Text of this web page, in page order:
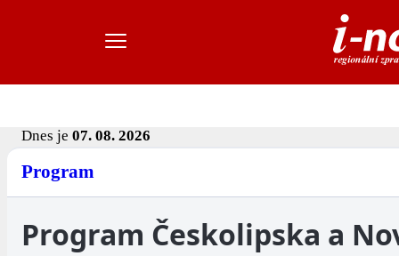
Dnes je 07. 08. 2026
Program
Program Českolipska a